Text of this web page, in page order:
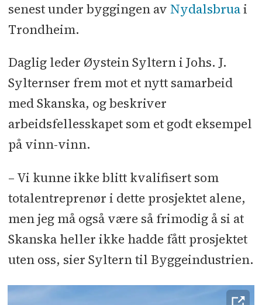
senest under byggingen av Nydalsbruai
Trondheim.
Daglig leder Øystein Syltern i Johs. J.
Sylternser frem mot et nytt samarbeid
med Skanska, og beskriver
arbeidsfellesskapet som et godt eksempel
på vinn-vinn.
– Vi kunne ikke blitt kvalifisert som
totalentreprenør i dette prosjektet alene,
men jeg må også være så frimodig å si at
Skanska heller ikke hadde fått prosjektet
uten oss, sier Syltern til Byggeindustrien.